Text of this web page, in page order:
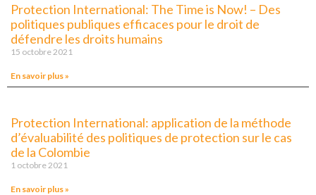
Protection International: The Time is Now! – Des
politiques publiques efficaces pour le droit de
défendre les droits humains
15 octobre 2021
En savoir plus »
Protection International: application de la méthode
d’évaluabilité des politiques de protection sur le cas
de la Colombie
1 octobre 2021
En savoir plus »